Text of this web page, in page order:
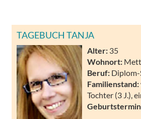
TAGEBUCH TANJA
Alter: 35
Wohnort:
Beruf: Diplom-
Familienstand:
Tochter (3 J.),